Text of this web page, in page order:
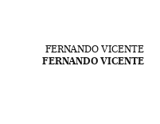
FERNANDO VICENTE
FERNANDO VICENTE